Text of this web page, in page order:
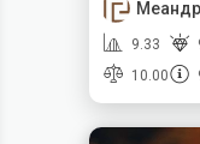
9.33
10.00